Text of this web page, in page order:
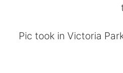
(Pic took in Victoria